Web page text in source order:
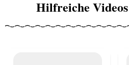
Hilfreiche